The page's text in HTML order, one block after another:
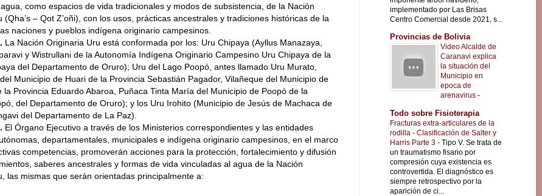
como espacios de vida tradicionales y modos de subsistencia, de la Nación
(Qha’s – Qot Z’oñi), con los usos, prácticas ancestrales y tradiciones históricas de la
naciones y pueblos indígena originario campesinos.
La Nación Originaria Uru está conformada por los: Uru Chipaya (Ayllus Manazaya,
y Wistrullani de la Autonomía Indígena Originario Campesino Uru Chipaya de la
del Departamento de Oruro); Uru del Lago Poopó, antes llamado Uru Murato,
Municipio de Huari de la Provincia Sebastián Pagador, Vilañeque del Municipio de
la Provincia Eduardo Abaroa, Puñaca Tinta María del Municipio de Poopó de la
del Departamento de Oruro); y los Uru Irohito (Municipio de Jesús de Machaca de
del Departamento de La Paz).
El Órgano Ejecutivo a través de los Ministerios correspondientes y las entidades
departamentales, municipales e indígena originario campesinos, en el marco
competencias, promoverán acciones para la protección, fortalecimiento y difusión
saberes ancestrales y formas de vida vinculadas al agua de la Nación
las mismas que serán orientadas principalmente a:
implementado por Las Brisas
Centro Comercial desde 2021, s...
Provincias de Bolivia
Video Alcalde de
Caranavi explica
la situación del
Municipio en
epoca de
arenavirus -
Todo sobre Fisioterapia
Fracturas extra-articulares de la
rodilla - Clasificación de Salter y
Harris Parte 3 - Tipo V. Se trata de
un traumatismo fisario por
compresión cuya existencia es
controvertida. El diagnóstico es
siempre retrospectivo por la
aparición de ci...